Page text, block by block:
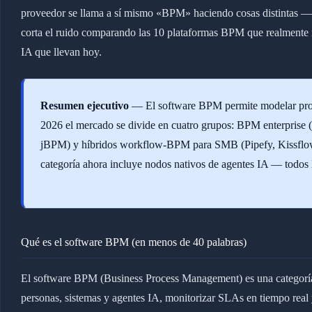
proveedor se llama a sí mismo «BPM» haciendo cosas distintas
corta el ruido comparando las 10 plataformas BPM que
IA que llevan hoy.
Resumen ejecutivo— El software BPM permite modelar
2026 el mercado se divide en cuatro grupos: BPM
jBPM) y híbridos workflow-BPM para SMB (Pipefy,
categoría ahora incluye nodos nativos de agentes IA —
Qué es el software BPM (en menos de 40 palabras)
El software BPM (Business Process Management) es una
personas, sistemas y agentes IA, monitorizar SLAs en tiempo